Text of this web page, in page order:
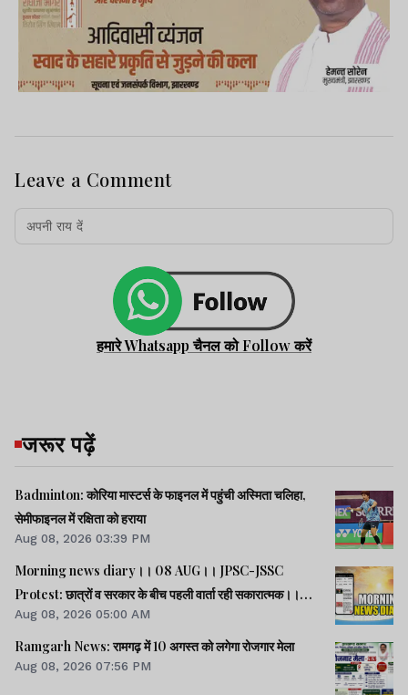
Leave a Comment
हमारे Whatsapp चैनल को Follow करें
जरूर पढ़ें
Badminton: कोरिया मास्टर्स के फाइनल में पहुंची अस्मिता चलिहा,
सेमीफाइनल में रक्षिता को हराया
Aug 08, 2026 03:39 PM
Morning news diary।। 08 AUG।। JPSC-JSSC
Protest: छात्रों व सरकार के बीच पहली वार्ता रही सकारात्मक।।
साइबर क्राइम मामलों की जांच में झारखंड पुलिस फिसड्डी।।संसद में
विपक्षी दलों का हंगामा, कार्यवाही स्थगित।। समेत कई खबरें व वीडियो.
Aug 08, 2026 05:00 AM
Ramgarh News: रामगढ़ में 10 अगस्त को लगेगा रोजगार मेला
Aug 08, 2026 07:56 PM